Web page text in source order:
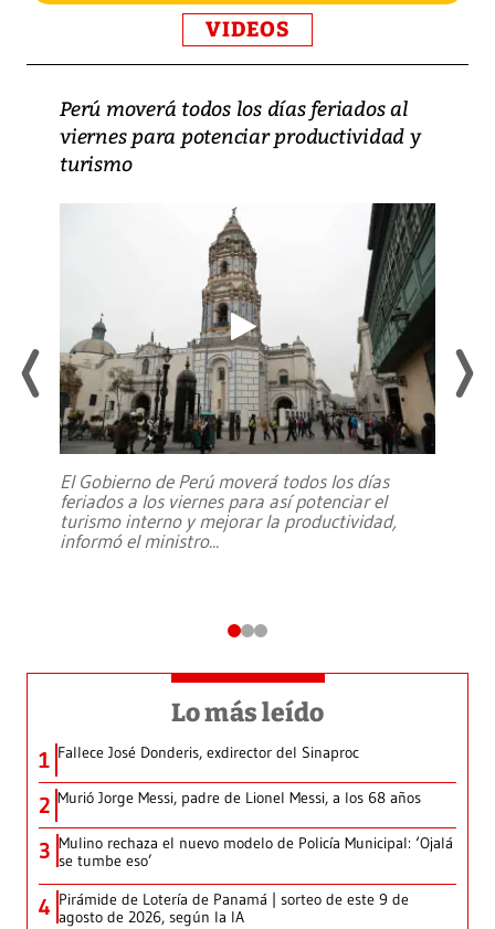
VIDEOS
Perú moverá todos los días feriados al
viernes para potenciar productividad y
turismo
El Gobierno de Perú moverá todos los días
feriados a los viernes para así potenciar el
turismo interno y mejorar la productividad,
informó el ministro...
Lo más leído
1 Fallece José Donderis, exdirector del Sinaproc
2 Murió Jorge Messi, padre de Lionel Messi, a los 68 años
3 Mulino rechaza el nuevo modelo de Policía Municipal: ‘Ojalá
se tumbe eso’
4 Pirámide de Lotería de Panamá | sorteo de este 9 de
agosto de 2026, según la IA